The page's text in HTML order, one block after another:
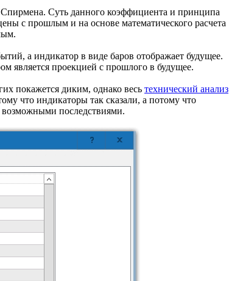
Суть данного коэффициента и принципа
с прошлым и на основе математического расчета
а индикатор в виде баров отображает будущее.
является проекцией с прошлого в будущее.
покажется диким, однако весь технический анализ
что индикаторы так сказали, а потому что
возможными последствиями.